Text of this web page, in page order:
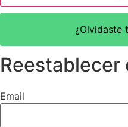
¿Olvidaste
Reestablecer
Email